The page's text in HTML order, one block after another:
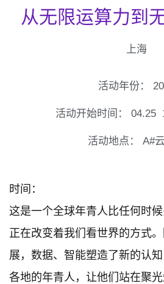
从无限运算力到
上海
活动年份：
活动开始时间： 04.25
活动地点： A#
时间：
这是一个全球年青人比任何时
正在改变着我们看世界的方式
展，数据、智能塑造了新的认
各地的年青人，让他们站在聚